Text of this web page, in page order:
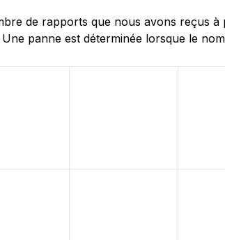
de rapports que nous avons reçus
panne est déterminée lorsque le